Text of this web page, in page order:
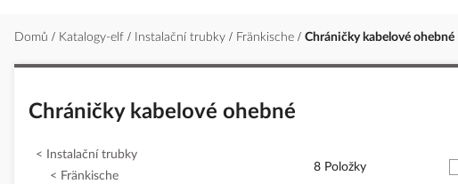
Domů Katalogy-elf Instalační trubky Fränkische Chráničky kabelové ohebné
Chráničky kabelové ohebné
8 Položky
Instalační trubky
Fränkische